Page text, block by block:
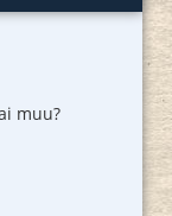
muu?